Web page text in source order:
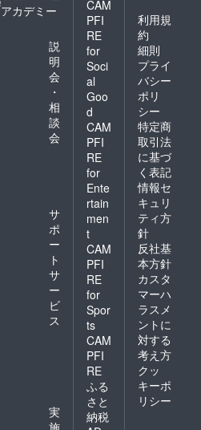
アカデミー
説
明
会
・
相
談
会
サ
ポ
ー
ト
サ
ー
ビ
ス
実
施
CAM
PFI
RE
for
Soci
al
Goo
d
CAM
PFI
RE
for
Ente
rtain
men
t
CAM
PFI
RE
for
Spor
ts
CAM
PFI
RE
ふる
さと
納税
利用規
約
細則
プライ
バシー
ポリ
シー
特定商
取引法
に基づ
く表記
情報セ
キュリ
ティ方
針
反社基
本方針
カスタ
マーハ
ラスメ
ントに
対する
考え方
クッ
キーポ
リシー